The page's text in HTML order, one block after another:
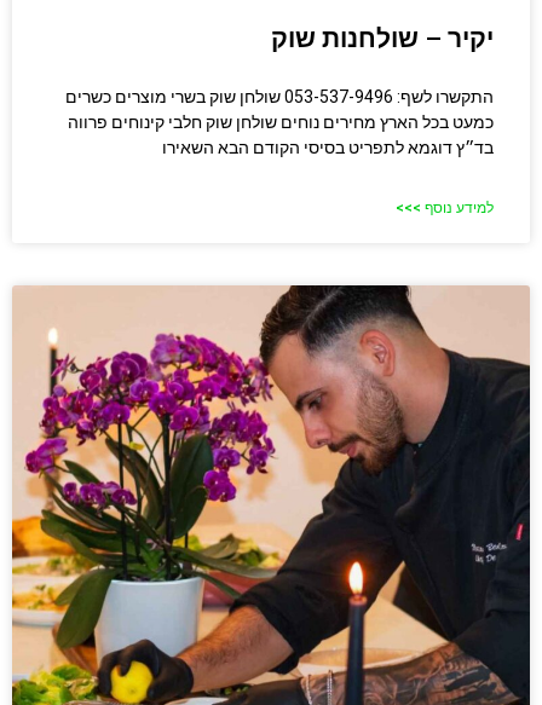
יקיר – שולחנות שוק
התקשרו לשף: 053-537-9496 שולחן שוק בשרי מוצרים כשרים
כמעט בכל הארץ מחירים נוחים שולחן שוק חלבי​ קינוחים פרווה
בד״ץ דוגמא לתפריט בסיסי הקודם הבא השאירו
למידע נוסף >>>